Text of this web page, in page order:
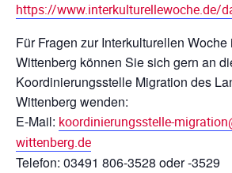
https://www.interkulturellewoche.de/
Für Fragen zur Interkulturellen
Wittenberg können Sie sich gern an
Koordinierungsstelle Migration des
Wittenberg wenden:
E-Mail: koordinierungsstelle-
wittenberg.de
Telefon: 03491 806-3528 oder -3529